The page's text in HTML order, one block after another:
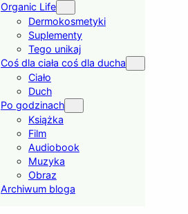
Organic Life
Dermokosmetyki
Suplementy
Tego unikaj
Coś dla ciała coś dla ducha
Ciało
Duch
Po godzinach
Książka
Film
Audiobook
Muzyka
Obraz
Archiwum bloga